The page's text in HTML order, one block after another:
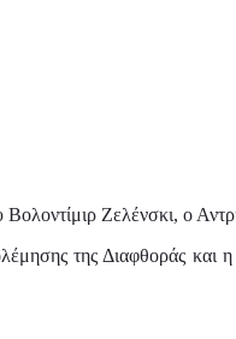
Ζελένσκι, ο
της Διαφθοράς και